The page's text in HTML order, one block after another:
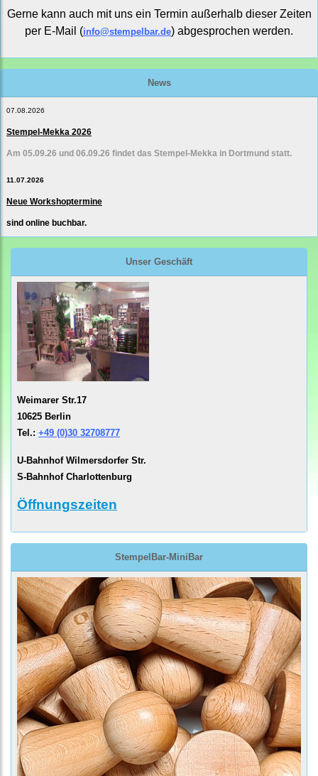
Gerne kann auch mit uns ein Termin außerhalb dieser Zeiten
per E-Mail (info@stempelbar.de) abgesprochen werden.
News
07.08.2026
Stempel-Mekka 2026
Am 05.09.26 und 06.09.26 findet das Stempel-Mekka in Dortmund statt.
11.07.2026
Neue Workshoptermine
sind online buchbar.
Unser Geschäft
Weimarer Str.17
10625 Berlin
Tel.: +49 (0)30 32708777
U-Bahnhof Wilmersdorfer Str.
S-Bahnhof Charlottenburg
Öffnungszeiten
StempelBar-MiniBar